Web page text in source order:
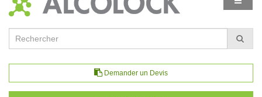
Demander un Devis